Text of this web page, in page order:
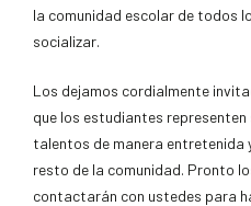
la comunidad escolar de todos
socializar.
Los dejamos cordialmente
que los estudiantes
talentos de manera entretenida
resto de la comunidad. Pronto
contactarán con ustedes para